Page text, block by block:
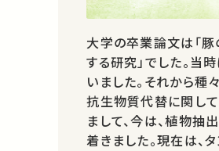
大学の卒業論文は「
する研究」でした。当
いました。それから種
抗生物質代替に関し
まして、今は、植物抽
着きました。現在は、